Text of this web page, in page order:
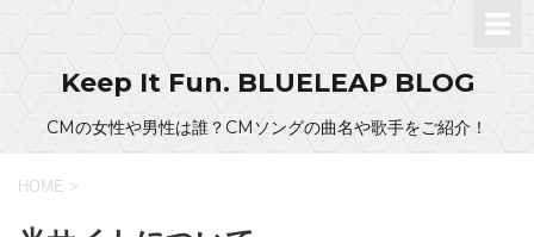
Keep It Fun. BLUELEAP BLOG
CMの女性や男性は誰？CMソングの曲名や歌手をご紹介！
HOME >